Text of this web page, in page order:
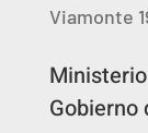
Viamonte
Gobierno